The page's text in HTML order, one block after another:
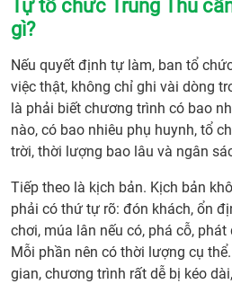
Tự tổ chức Trung Thu
gì?
Nếu quyết định tự làm, ban tổ
việc thật, không chỉ ghi vài dòng
là phải biết chương trình có bao
nào, có bao nhiêu phụ huynh, tổ
trời, thời lượng bao lâu và ngân
Tiếp theo là kịch bản. Kịch bản
phải có thứ tự rõ: đón khách, ổn
chơi, múa lân nếu có, phá cỗ,
Mỗi phần nên có thời lượng cụ
gian, chương trình rất dễ bị kéo